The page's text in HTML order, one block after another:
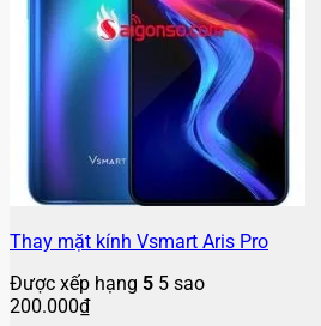
Thay mặt kính Vsmart Aris Pro
Được xếp hạng 5 5 sao
200.000₫